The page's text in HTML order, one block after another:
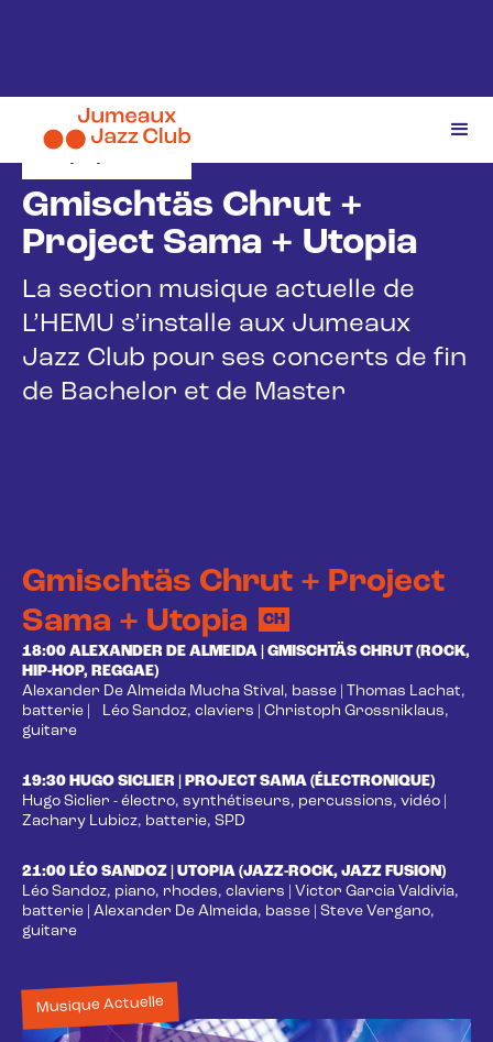
15/6/2026
Gmischtäs Chrut +
Project Sama + Utopia
La section musique actuelle de
L’HEMU s’installe aux Jumeaux
Jazz Club pour ses concerts de fin
de Bachelor et de Master
Gmischtäs Chrut + Project
Sama + Utopia
CH
18:00 ALEXANDER DE ALMEIDA | GMISCHTÄS CHRUT (ROCK,
HIP-HOP, REGGAE)
Alexander De Almeida Mucha Stival, basse | Thomas Lachat,
batterie | Léo Sandoz, claviers | Christoph Grossniklaus,
guitare
19:30 HUGO SICLIER | PROJECT SAMA (ÉLECTRONIQUE)
Hugo Siclier - électro, synthétiseurs, percussions, vidéo |
Zachary Lubicz, batterie, SPD
21:00 LÉO SANDOZ | UTOPIA (JAZZ-ROCK, JAZZ FUSION)
Léo Sandoz, piano, rhodes, claviers | Victor Garcia Valdivia,
batterie | Alexander De Almeida, basse | Steve Vergano,
guitare
Musique Actuelle